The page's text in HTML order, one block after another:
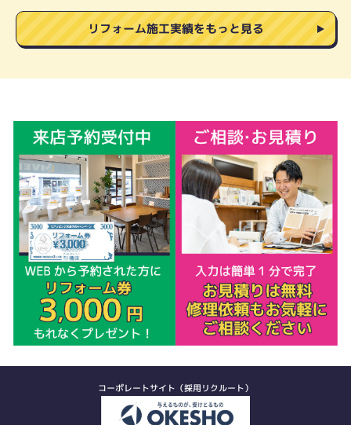
リフォーム施工実績をもっと見る
コーポレートサイト（採用リクルート）